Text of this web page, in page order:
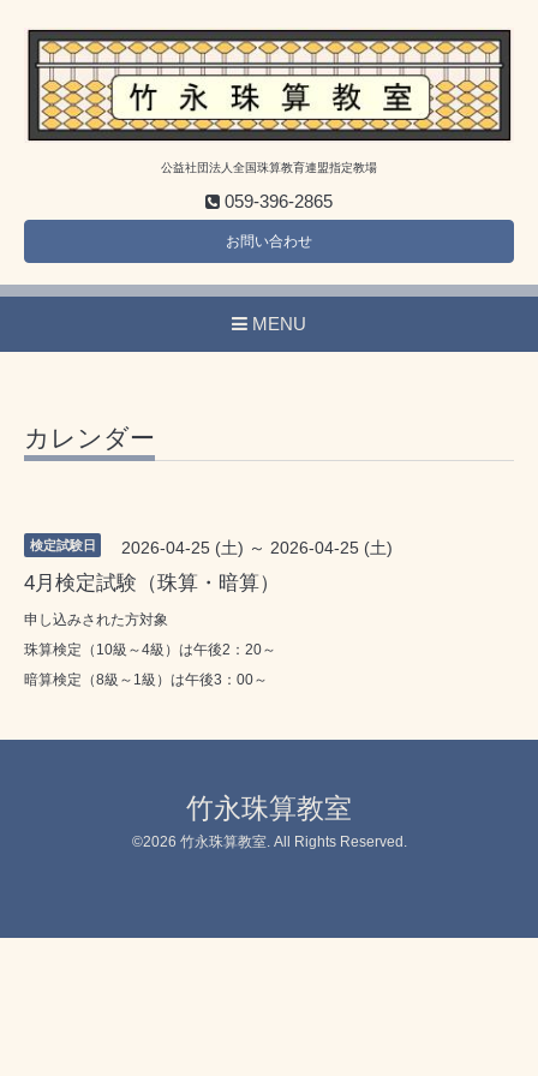
公益社団法人全国珠算教育連盟指定教場
059-396-2865
お問い合わせ
MENU
カレンダー
検定試験日 2026-04-25 (土) ～ 2026-04-25 (土)
4月検定試験（珠算・暗算）
申し込みされた方対象
珠算検定（10級～4級）は午後2：20～
暗算検定（8級～1級）は午後3：00～
竹永珠算教室
©2026 竹永珠算教室. All Rights Reserved.